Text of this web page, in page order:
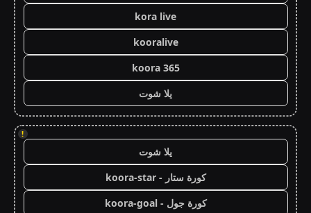
kora live
kooralive
koora 365
يلا شوت
!
يلا شوت
كورة ستار - koora-star
كورة جول - koora-goal